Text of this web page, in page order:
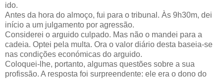
ido.
Antes da hora do almoço, fui para o tribunal. Às 9h30m, dei
início a um julgamento por agressão.
Considerei o arguido culpado. Mas não o mandei para a
cadeia. Optei pela multa. Ora o valor diário desta baseia-se
nas condições económicas do arguido.
Coloquei-lhe, portanto, algumas questões sobre a sua
profissão. A resposta foi surpreendente: ele era o dono do